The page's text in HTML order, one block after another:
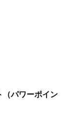
（パワーポイン